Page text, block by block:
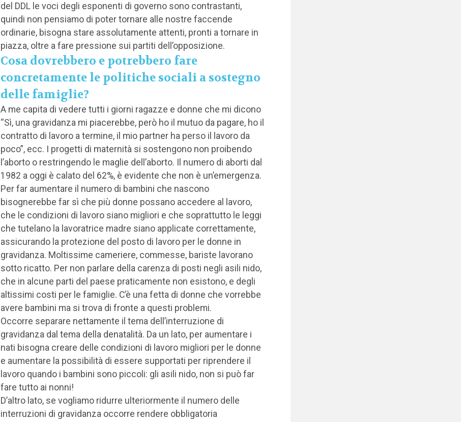
del DDL le voci degli esponenti di governo sono contrastanti,
quindi non pensiamo di poter tornare alle nostre faccende
ordinarie, bisogna stare assolutamente attenti, pronti a tornare in
piazza, oltre a fare pressione sui partiti dell’opposizione.
Cosa dovrebbero e potrebbero fare
concretamente le politiche sociali a sostegno
delle famiglie?
A me capita di vedere tutti i giorni ragazze e donne che mi dicono
“Sì, una gravidanza mi piacerebbe, però ho il mutuo da pagare, ho il
contratto di lavoro a termine, il mio partner ha perso il lavoro da
poco”, ecc. I progetti di maternità si sostengono non proibendo
l’aborto o restringendo le maglie dell’aborto. Il numero di aborti dal
1982 a oggi è calato del 62%, è evidente che non è un’emergenza.
Per far aumentare il numero di bambini che nascono
bisognerebbe far sì che più donne possano accedere al lavoro,
che le condizioni di lavoro siano migliori e che soprattutto le leggi
che tutelano la lavoratrice madre siano applicate correttamente,
assicurando la protezione del posto di lavoro per le donne in
gravidanza. Moltissime cameriere, commesse, bariste lavorano
sotto ricatto. Per non parlare della carenza di posti negli asili nido,
che in alcune parti del paese praticamente non esistono, e degli
altissimi costi per le famiglie. C’è una fetta di donne che vorrebbe
avere bambini ma si trova di fronte a questi problemi.
Occorre separare nettamente il tema dell’interruzione di
gravidanza dal tema della denatalità. Da un lato, per aumentare i
nati bisogna creare delle condizioni di lavoro migliori per le donne
e aumentare la possibilità di essere supportati per riprendere il
lavoro quando i bambini sono piccoli: gli asili nido, non si può far
fare tutto ai nonni!
D’altro lato, se vogliamo ridurre ulteriormente il numero delle
interruzioni di gravidanza occorre rendere obbligatoria